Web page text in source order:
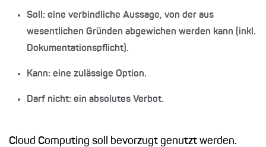
Soll : eine verbindliche Aussage, von der aus
wesentlichen Gründen abgewichen werden kann (inkl.
Dokumentationspflicht).
Kann: eine zulässige Option.
Darf nicht: ein absolutes Verbot.
Cloud Computing soll bevorzugt genutzt werden.